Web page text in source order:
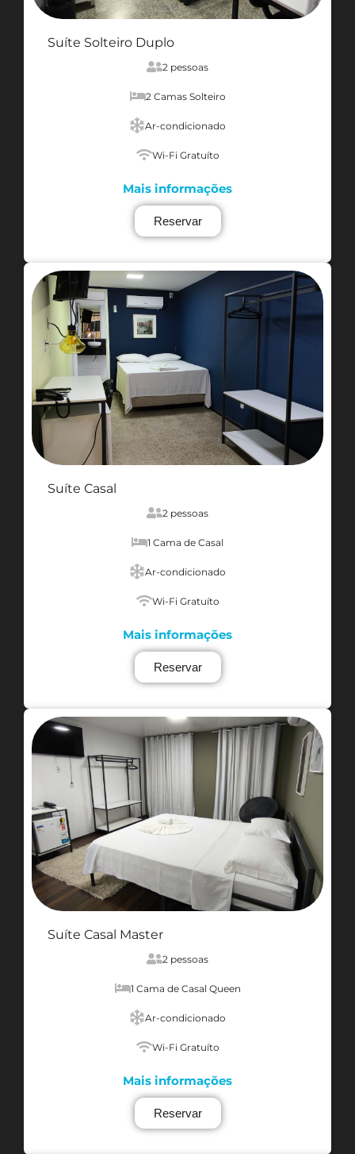
Suíte Solteiro Duplo
2 pessoas
2 Camas Solteiro
Ar-condicionado
Wi-Fi Gratuíto
Mais informações
Reservar
Suíte Casal
2 pessoas
1 Cama de Casal
Ar-condicionado
Wi-Fi Gratuíto
Mais informações
Reservar
Suíte Casal Master
2 pessoas
1 Cama de Casal Queen
Ar-condicionado
Wi-Fi Gratuíto
Mais informações
Reservar